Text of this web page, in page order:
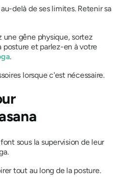
delà de ses limites. Retenir sa
une gêne physique, sortez
posture et parlez-en à votre
.
lorsque c'est nécessaire.
sous la supervision de leur
tout au long de la posture.